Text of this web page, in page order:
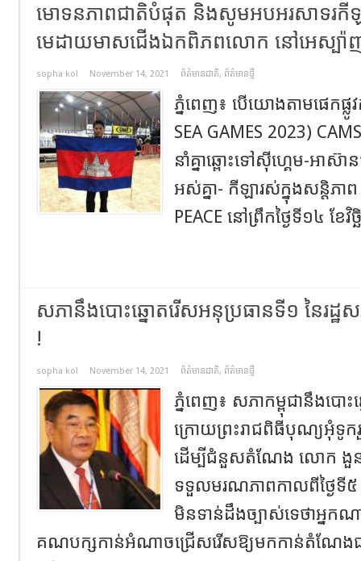
មោទនភាពជាតិបំផុត និងសូមអបអរសាទរកី
មេដាយមាសជើងឯកពិភពលោក នៅអេស្ប៉ា
sopha kol November 14, 2021 ព័ត៌មានជាតិ, ព័ត៌មានថ្មី
ភ្នំពេញ៖ បើយោងតាមផេកផ្លូ
SEA GAMES 2023)
នាំគ្នាឆ្ពោះទៅស៊ីហ្គេម-អាស៊ា
អស់គ្នា- កីឡារស់ក្នុងសន្តិភា
PEACE នៅព្រឹកថ្ងៃទី១៤ ខែវិ
សភានឹងបោះឆ្នោតរើសអនុប្រធានទី១ នៃរដ្
!
sopha kol November 14, 2021 ព័ត៌មានជាតិ, ព័ត៌មានថ្មី
ភ្នំពេញ៖ សភាកម្ពុជានឹងបោះ
ក្រោយព្រះរាជពិធីបុណ្យអុំទូករួ
ដើម្បីជំនួសតំណែង លោក ងួ
ទទួលមរណភាពកាលពីថ្ងៃទី៥
មិនទាន់ដឹងច្បាស់ទេថាអ្នកណ
គណបក្សកាន់អំណាចជ្រើសរើសឱ្យមកកាន់តំណែងជ